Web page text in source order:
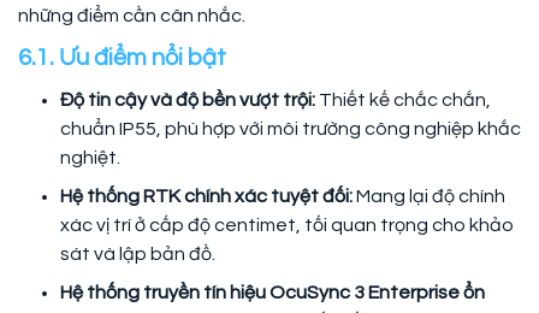
những điểm cần cân nhắc.
6.1. Ưu điểm nổi bật
Độ tin cậy và độ bền vượt trội: Thiết kế chắc chắn,
chuẩn IP55, phù hợp với môi trường công nghiệp khắc
nghiệt.
Hệ thống RTK chính xác tuyệt đối:Mang lại độ chính
xác vị trí ở cấp độ centimet, tối quan trọng cho khảo
sát và lập bản đồ.
Hệ thống truyền tín hiệu OcuSync 3 Enterprise ổn